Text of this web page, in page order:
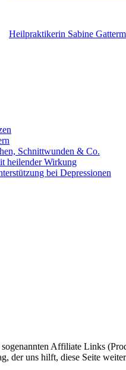
Heilpraktikerin Sabine
Schnittwunden & Co.
heilender Wirkung
bei Depressionen
Affiliate Links
der uns hilft, diese Seite